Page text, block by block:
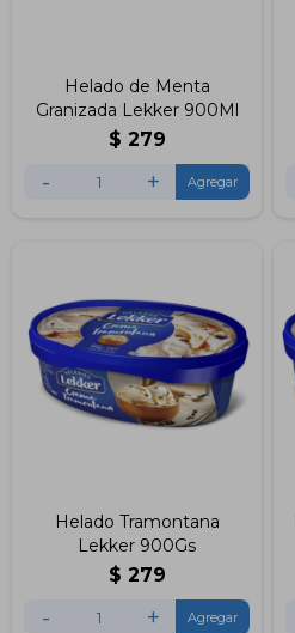
Helado de Menta
Granizada Lekker 900Ml
$ 279
- +
Helado Tramontana
Lekker 900Gs
$ 279
- +